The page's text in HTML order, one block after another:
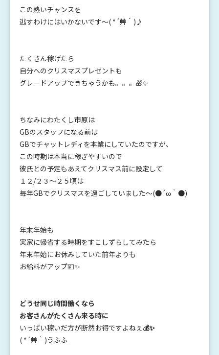
この熱いチャンスを
逃すわけにはいかないです～( *´艸｀)♪
たくさん稼げたら
自分へのクリスマスプレゼントも
グレードアップできちゃうかも。。。🎁✨
ちなみにわたくし市原は
GBのスタッフになる前は
GBでチャットレディを本業にしていたのですが、
この時期は本当に稼ぎやすいので
彼氏との予定もあえてクリスマス前に設定して
１２/２３～２５頃は
毎年GBでクリスマスを過ごしていました～(●´ω｀●)
年末年始も
実家に帰省する時期をすこしずらしてみたら
年末年始にお休みしていた前年よりも
お給料がアップ💴✨
どうせ同じ時間働くなら
お客さんがたくさん来る時に
いっぱい稼いだ方が断然お得ですよねぇ💰✨
( *´艸｀)うふふ